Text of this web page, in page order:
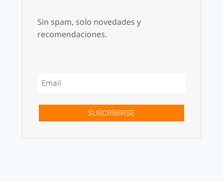
Sin spam, solo novedades y
recomendaciones.
SUSCRÍBIRSE